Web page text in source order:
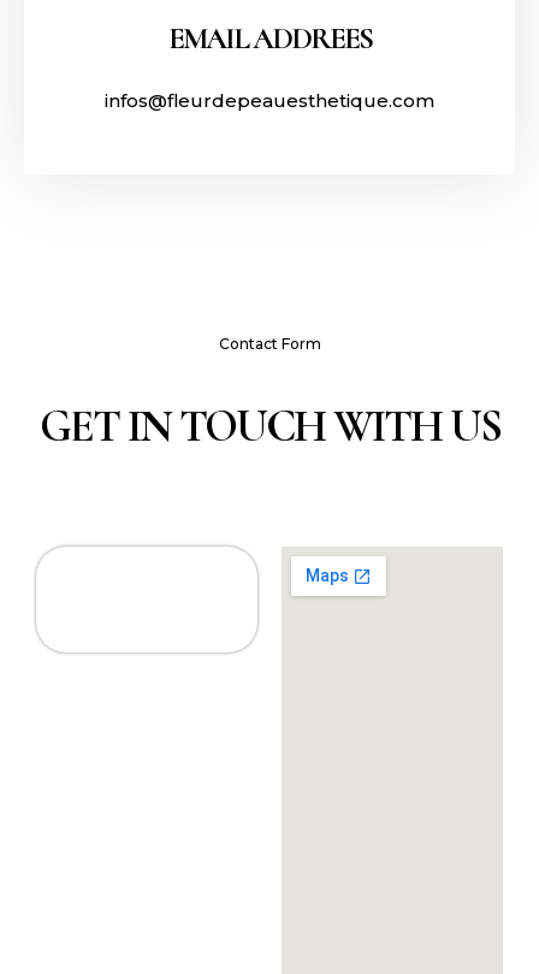
EMAIL ADDREES
infos@fleurdepeauesthetique.com
Contact Form
GET IN TOUCH WITH US